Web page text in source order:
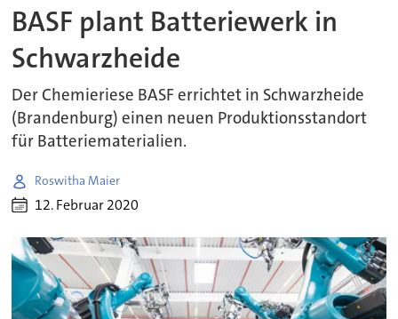
BASF plant Batteriewerk in
Schwarzheide
Der Chemieriese BASF errichtet in Schwarzheide
(Brandenburg) einen neuen Produktionsstandort
für Batteriematerialien.
Roswitha Maier
12. Februar 2020